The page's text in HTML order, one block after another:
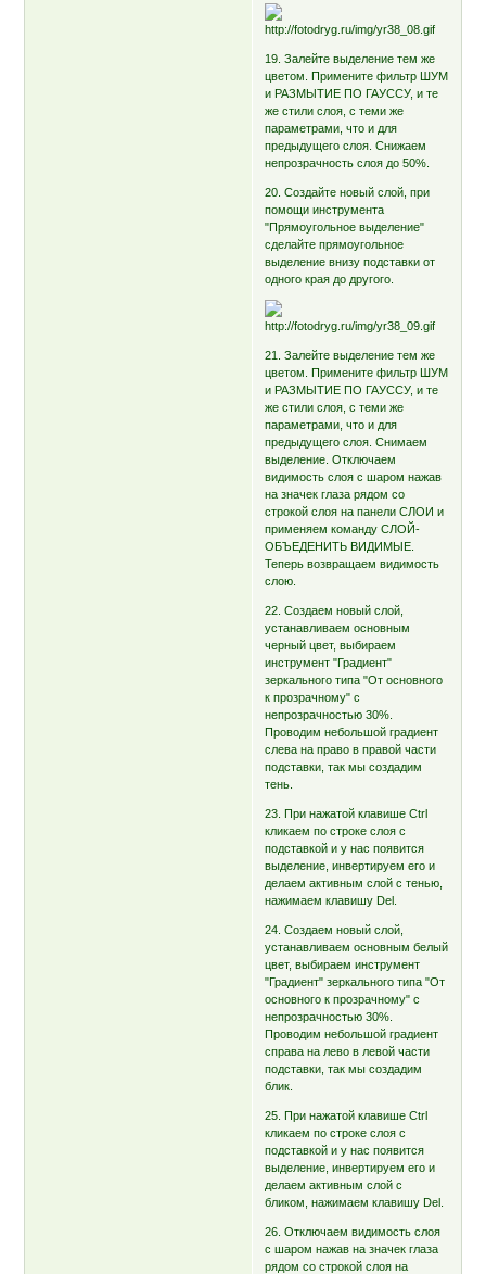
19. Залейте выделение тем же
цветом. Примените фильтр ШУМ
и РАЗМЫТИЕ ПО ГАУССУ, и те
же стили слоя, с теми же
параметрами, что и для
предыдущего слоя. Снижаем
непрозрачность слоя до 50%.
20. Создайте новый слой, при
помощи инструмента
"Прямоугольное выделение"
сделайте прямоугольное
выделение внизу подставки от
одного края до другого.
21. Залейте выделение тем же
цветом. Примените фильтр ШУМ
и РАЗМЫТИЕ ПО ГАУССУ, и те
же стили слоя, с теми же
параметрами, что и для
предыдущего слоя. Снимаем
выделение. Отключаем
видимость слоя с шаром нажав
на значек глаза рядом со
строкой слоя на панели СЛОИ и
применяем команду СЛОЙ-
ОБЪЕДЕНИТЬ ВИДИМЫЕ.
Теперь возвращаем видимость
слою.
22. Создаем новый слой,
устанавливаем основным
черный цвет, выбираем
инструмент "Градиент"
зеркального типа "От основного
к прозрачному" с
непрозрачностью 30%.
Проводим небольшой градиент
слева на право в правой части
подставки, так мы создадим
тень.
23. При нажатой клавише Ctrl
кликаем по строке слоя с
подставкой и у нас появится
выделение, инвертируем его и
делаем активным слой с тенью,
нажимаем клавишу Del.
24. Создаем новый слой,
устанавливаем основным белый
цвет, выбираем инструмент
"Градиент" зеркального типа "От
основного к прозрачному" с
непрозрачностью 30%.
Проводим небольшой градиент
справа на лево в левой части
подставки, так мы создадим
блик.
25. При нажатой клавише Ctrl
кликаем по строке слоя с
подставкой и у нас появится
выделение, инвертируем его и
делаем активным слой с
бликом, нажимаем клавишу Del.
26. Отключаем видимость слоя
с шаром нажав на значек глаза
рядом со строкой слоя на